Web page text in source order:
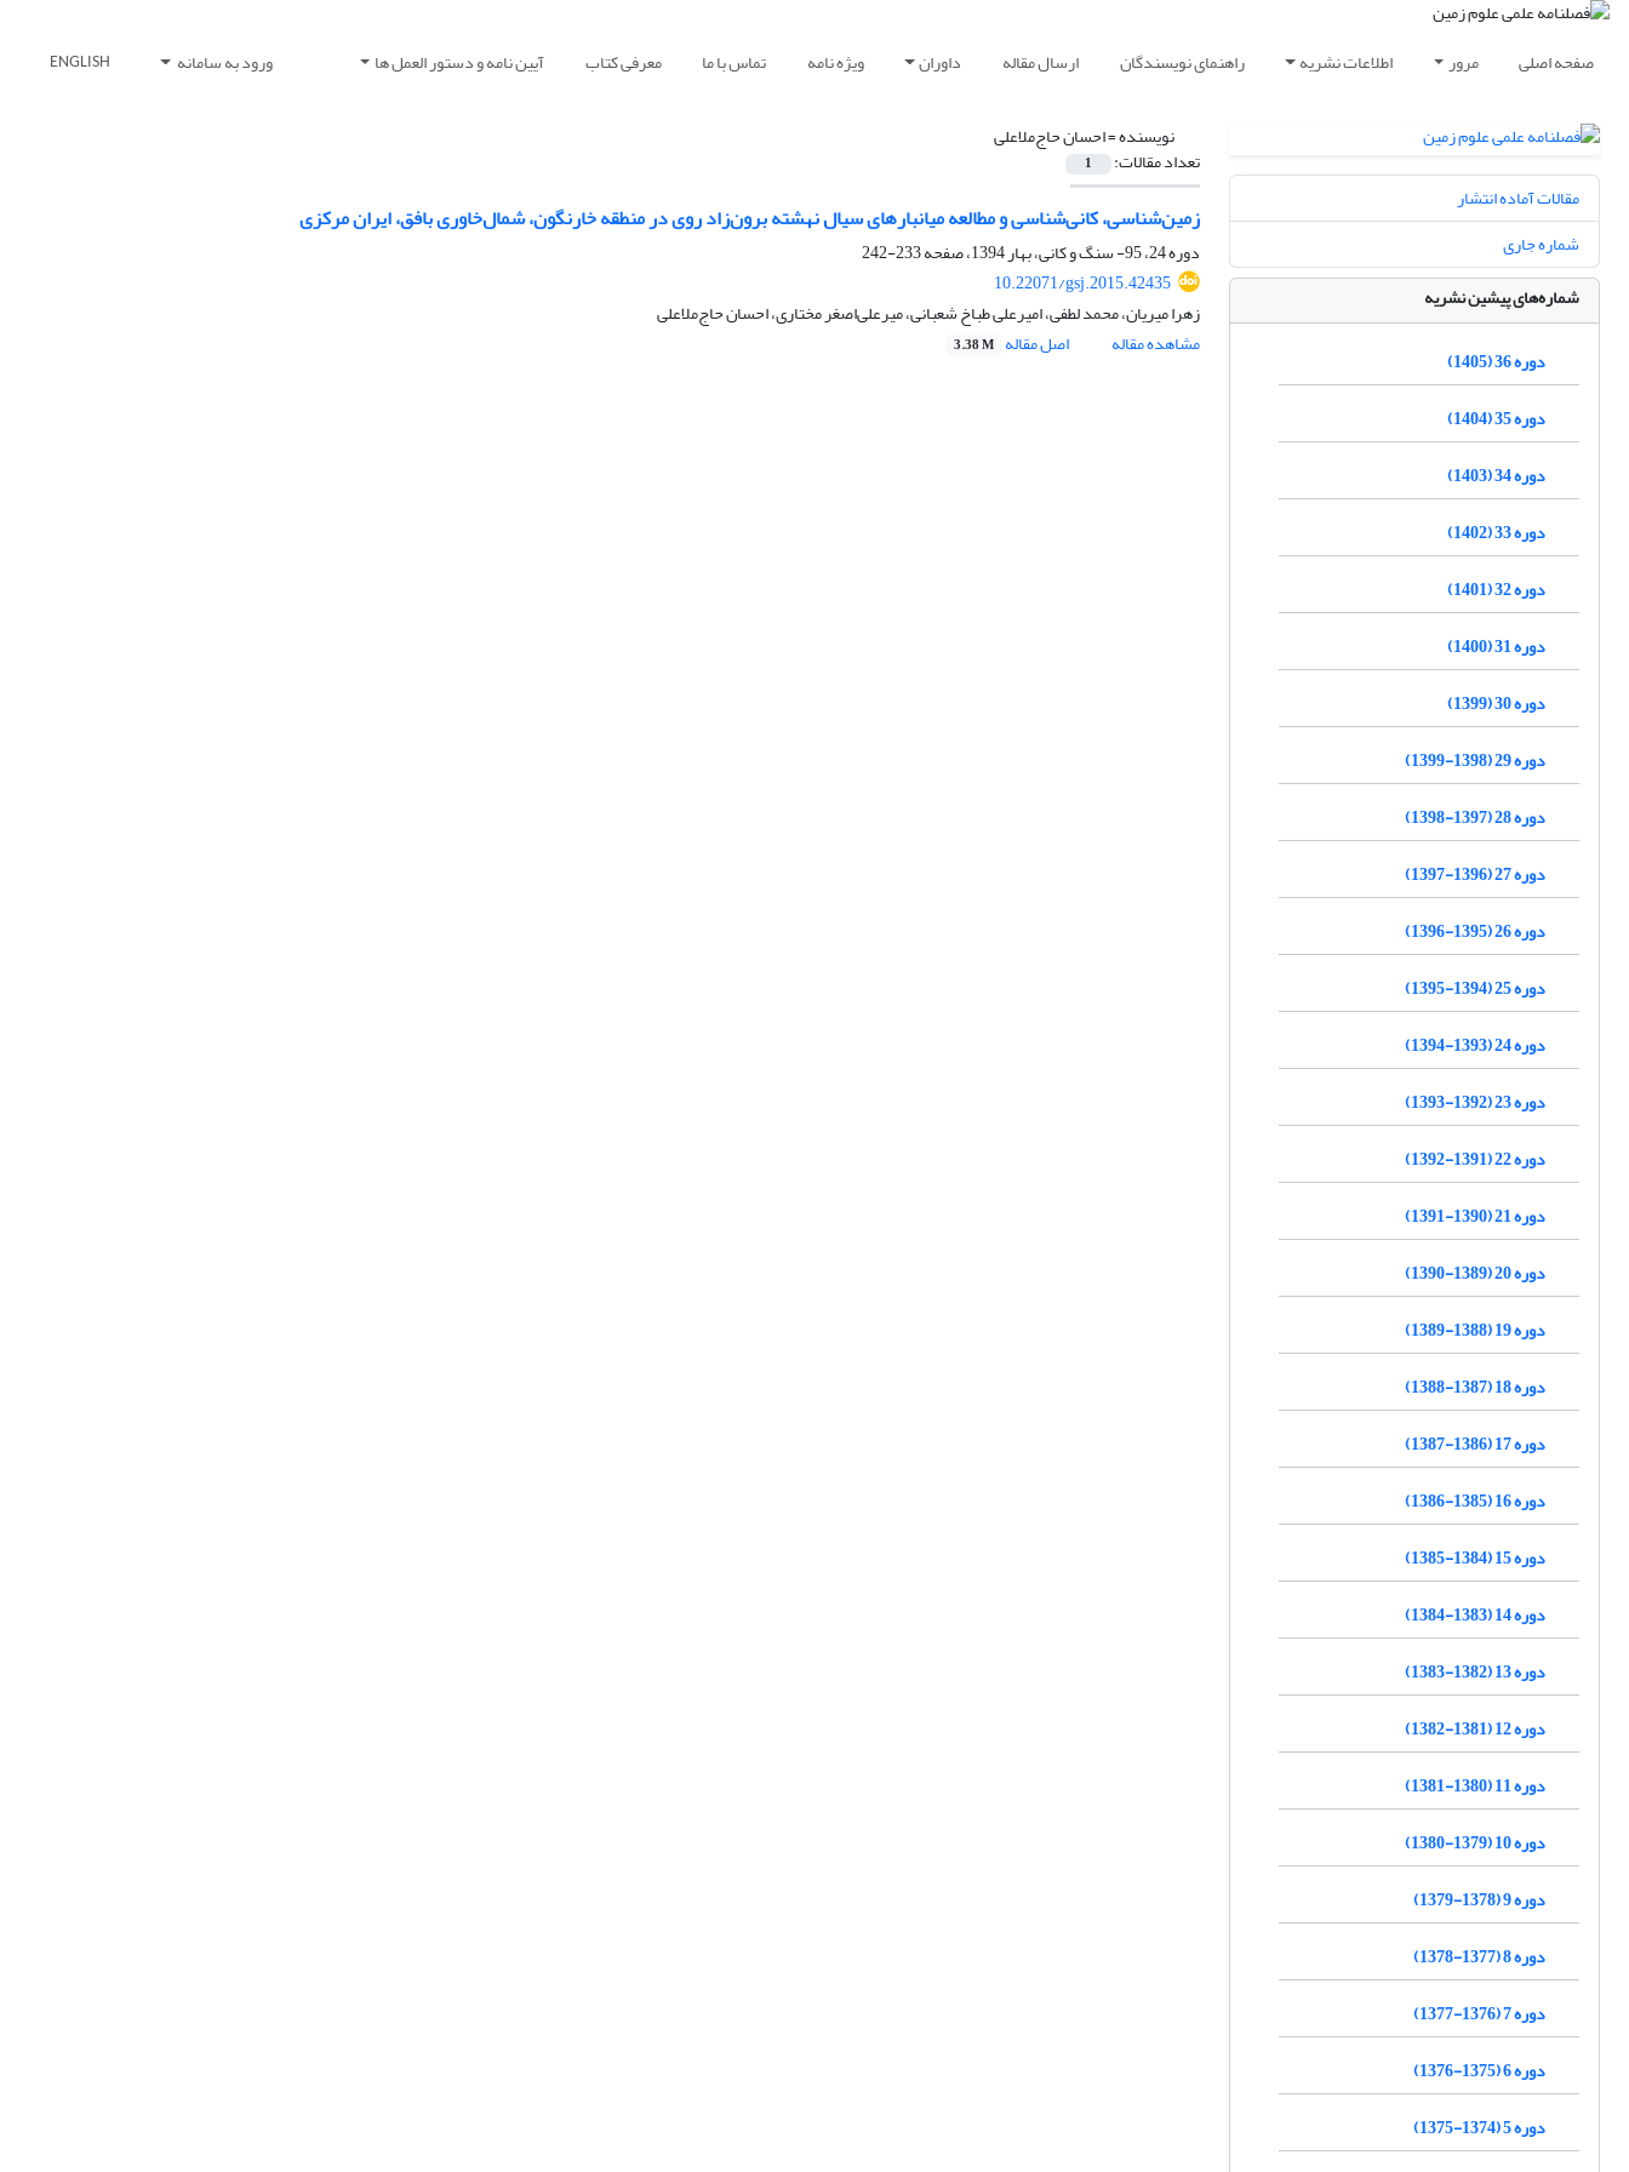
صفحه اصلی مرور اطلاعات نشریه راهنمای نویسندگان ارسال مقاله داوران ویژه نامه تماس با ما معرفی کتاب آیین نامه و دستور العمل ها ورود به سامانه ENGLISH
نویسنده =احسان حاج‌ملاعلی
تعداد مقالات: 1
زمین‌شناسی، کانی‌شناسی و مطالعه‌ میانبارهای سیال نهشته‌ برون‌زاد روی در منطقه‌ خارنگون، شمال‌خاوری بافق، ایران مرکزی
دوره 24، 95- سنگ و کانی، بهار 1394، صفحه
233-242
10.22071/gsj.2015.42435
زهرا میریان، محمد لطفی، امیرعلی طباخ شعبانی، میرعلی‌اصغر مختاری، احسان حاج‌ملاعلی
مشاهده مقاله
اصل مقاله 3.38 M
مقالات آماده انتشار
شماره جاری
شماره‌های پیشین نشریه
دوره 36 (1405)
دوره 35 (1404)
دوره 34 (1403)
دوره 33 (1402)
دوره 32 (1401)
دوره 31 (1400)
دوره 30 (1399)
دوره 29 (1398-1399)
دوره 28 (1397-1398)
دوره 27 (1396-1397)
دوره 26 (1395-1396)
دوره 25 (1394-1395)
دوره 24 (1393-1394)
دوره 23 (1392-1393)
دوره 22 (1391-1392)
دوره 21 (1390-1391)
دوره 20 (1389-1390)
دوره 19 (1388-1389)
دوره 18 (1387-1388)
دوره 17 (1386-1387)
دوره 16 (1385-1386)
دوره 15 (1384-1385)
دوره 14 (1383-1384)
دوره 13 (1382-1383)
دوره 12 (1381-1382)
دوره 11 (1380-1381)
دوره 10 (1379-1380)
دوره 9 (1378-1379)
دوره 8 (1377-1378)
دوره 7 (1376-1377)
دوره 6 (1375-1376)
دوره 5 (1374-1375)